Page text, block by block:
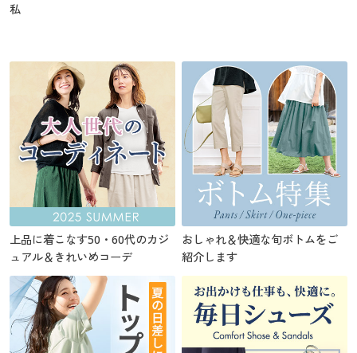
私
上品に着こなす50・60代のカジ
ュアル＆きれいめコーデ
おしゃれ＆快適な旬ボトムをご
紹介します